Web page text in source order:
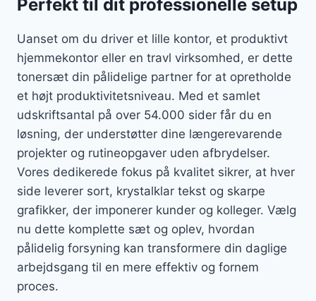
Perfekt til dit professionelle setup
Uanset om du driver et lille kontor, et produktivt
hjemmekontor eller en travl virksomhed, er dette
tonersæt din pålidelige partner for at opretholde
et højt produktivitetsniveau. Med et samlet
udskriftsantal på over 54.000 sider får du en
løsning, der understøtter dine længerevarende
projekter og rutineopgaver uden afbrydelser.
Vores dedikerede fokus på kvalitet sikrer, at hver
side leverer sort, krystalklar tekst og skarpe
grafikker, der imponerer kunder og kolleger. Vælg
nu dette komplette sæt og oplev, hvordan
pålidelig forsyning kan transformere din daglige
arbejdsgang til en mere effektiv og fornem
proces.